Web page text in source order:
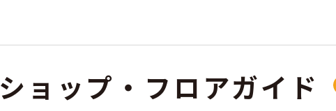
ショップ・フロアガイド